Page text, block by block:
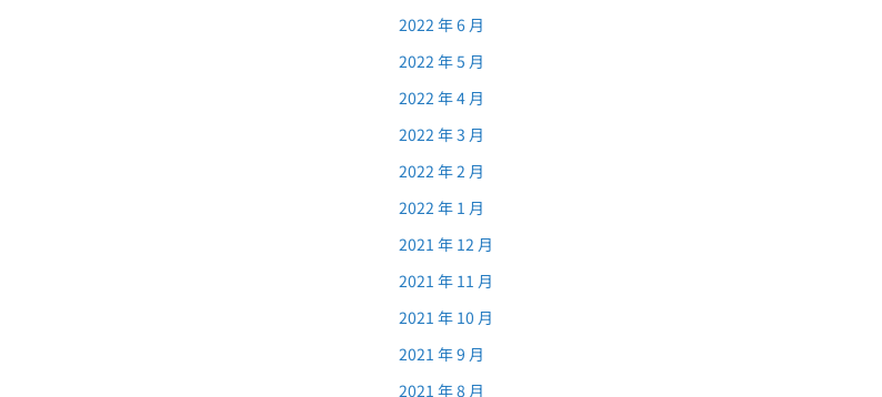
2022 年 6 月
2022 年 5 月
2022 年 4 月
2022 年 3 月
2022 年 2 月
2022 年 1 月
2021 年 12 月
2021 年 11 月
2021 年 10 月
2021 年 9 月
2021 年 8 月